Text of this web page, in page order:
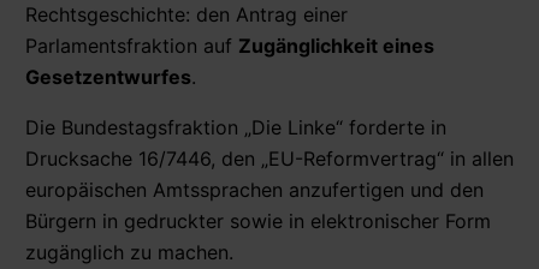
Rechtsgeschichte: den Antrag einer
Parlamentsfraktion auf Zugänglichkeit eines
Gesetzentwurfes.
Die Bundestagsfraktion „Die Linke“ forderte in
Drucksache 16/7446, den „EU-Reformvertrag“ in allen
europäischen Amtssprachen anzufertigen und den
Bürgern in gedruckter sowie in elektronischer Form
zugänglich zu machen.